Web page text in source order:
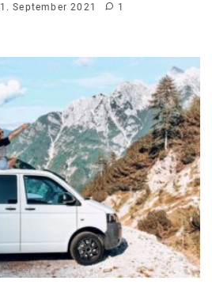
1. September 2021 1